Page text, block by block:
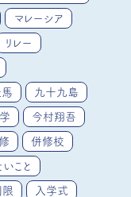
マレーシア
リレー
九十九島
今村翔吾
併修校
こと
限 入学式